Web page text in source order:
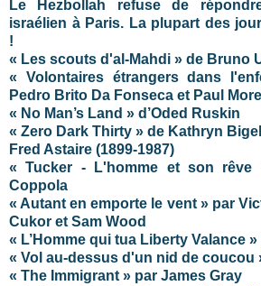
Le Hezbollah refuse de
israélien à Paris. La plupart des
!
« Les scouts d'al-Mahdi » de Bruno
« Volontaires étrangers dans
Pedro Brito Da Fonseca et Paul
« No Man’s Land » d’Oded Ruskin
« Zero Dark Thirty » de Kathryn
Fred Astaire (1899-1987)
« Tucker - L'homme et son rêve
Coppola
« Autant en emporte le vent » par
Cukor et Sam Wood
« L’Homme qui tua Liberty Valance
« Vol au-dessus d'un nid de coucou
« The Immigrant » par James Gray